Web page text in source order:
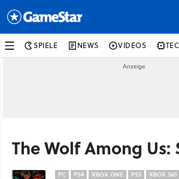
SPIELE NEWS VIDEOS
The Wolf Among Us:
PC PS4 XBOX ONE PS3 XBOX 360